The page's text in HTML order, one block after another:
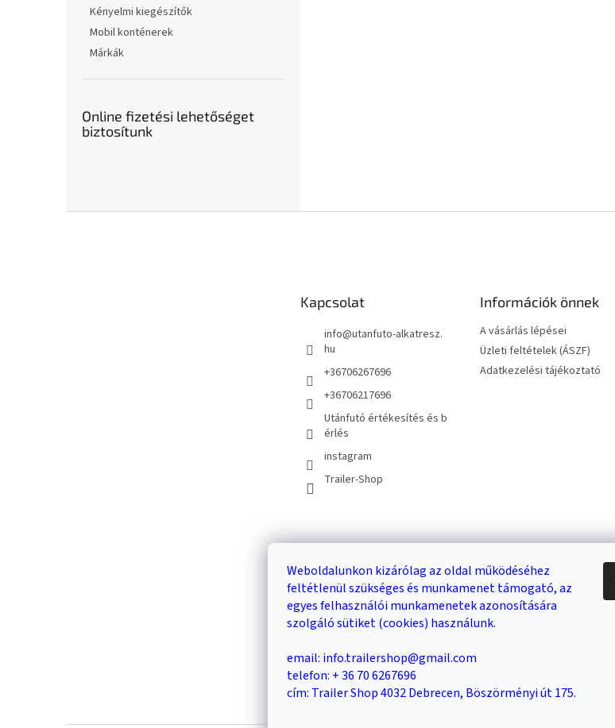
Weboldalunkon kizárólag az oldal működéséhez
feltétlenül szükséges és munkamenet támogató, az
egyes felhasználói munkamenetek azonosítására
szolgáló sütiket (cookies) használunk.
email: info.trailershop@gmail.com
telefon: + 36 70 6267696
cím: Trailer Shop 4032 Debrecen, Böszörményi út 175.
Kényelmi kiegészítők
Mobil konténerek
Márkák
Online fizetési lehetőséget
biztosítunk
Kapcsolat
info@utanfuto-alkatresz.
hu
+36706267696
+36706217696
Utánfutó értékesítés és b
érlés
instagram
Trailer-Shop
Információk önnek
A vásárlás lépései
Üzleti feltételek (ÁSZF)
Adatkezelési tájékoztató
0DB /0 FT
Trailer-Shop